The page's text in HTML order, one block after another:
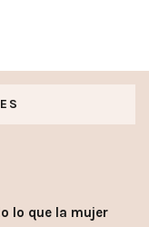
lo que la mujer